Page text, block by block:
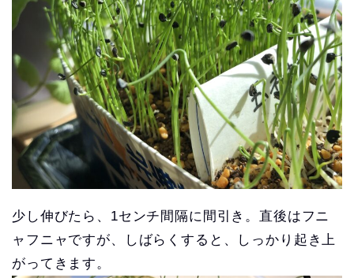
少し伸びたら、1センチ間隔に間引き。直後はフニ
ャフニャですが、しばらくすると、しっかり起き上
がってきます。